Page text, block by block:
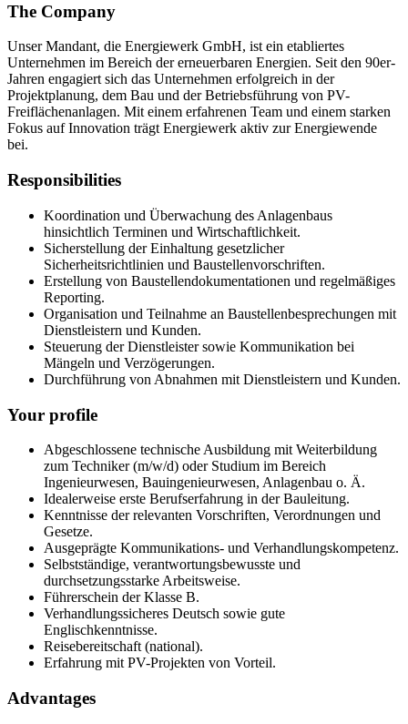
The Company
Unser Mandant, die Energiewerk GmbH, ist ein etabliertes
Unternehmen im Bereich der erneuerbaren Energien. Seit den 90er-
Jahren engagiert sich das Unternehmen erfolgreich in der
Projektplanung, dem Bau und der Betriebsführung von PV-
Freiflächenanlagen. Mit einem erfahrenen Team und einem starken
Fokus auf Innovation trägt Energiewerk aktiv zur Energiewende
bei.
Responsibilities
Koordination und Überwachung des Anlagenbaus
hinsichtlich Terminen und Wirtschaftlichkeit.
Sicherstellung der Einhaltung gesetzlicher
Sicherheitsrichtlinien und Baustellenvorschriften.
Erstellung von Baustellendokumentationen und regelmäßiges
Reporting.
Organisation und Teilnahme an Baustellenbesprechungen mit
Dienstleistern und Kunden.
Steuerung der Dienstleister sowie Kommunikation bei
Mängeln und Verzögerungen.
Durchführung von Abnahmen mit Dienstleistern und Kunden.
Your profile
Abgeschlossene technische Ausbildung mit Weiterbildung
zum Techniker (m/w/d) oder Studium im Bereich
Ingenieurwesen, Bauingenieurwesen, Anlagenbau o. Ä.
Idealerweise erste Berufserfahrung in der Bauleitung.
Kenntnisse der relevanten Vorschriften, Verordnungen und
Gesetze.
Ausgeprägte Kommunikations- und Verhandlungskompetenz.
Selbstständige, verantwortungsbewusste und
durchsetzungsstarke Arbeitsweise.
Führerschein der Klasse B.
Verhandlungssicheres Deutsch sowie gute
Englischkenntnisse.
Reisebereitschaft (national).
Erfahrung mit PV-Projekten von Vorteil.
Advantages